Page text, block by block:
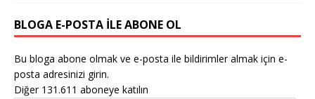
BLOGA E-POSTA ILE ABONE OL
Bu bloga abone olmak ve e-posta ile bildirimler almak için e-
posta adresinizi girin.
Diğer 131.611 aboneye katılın